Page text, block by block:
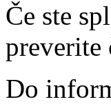
Če ste
preverite
Do